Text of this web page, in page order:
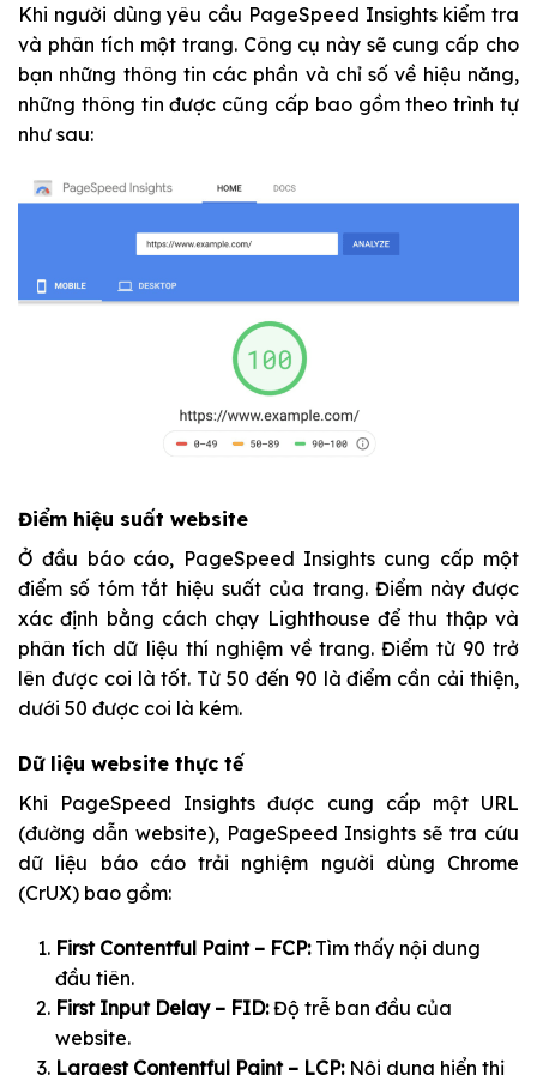
Khi người dùng yêu cầu PageSpeed Insights kiểm tra
và phân tích một trang. Công cụ này sẽ cung cấp cho
bạn những thông tin các phần và chỉ số về hiệu năng,
những thông tin được cũng cấp bao gồm theo trình tự
như sau:
Điểm hiệu suất website
Ở đầu báo cáo, PageSpeed Insights cung cấp một
điểm số tóm tắt hiệu suất của trang. Điểm này được
xác định bằng cách chạy Lighthouse để thu thập và
phân tích dữ liệu thí nghiệm về trang. Điểm từ 90 trở
lên được coi là tốt. Từ 50 đến 90 là điểm cần cải thiện,
dưới 50 được coi là kém.
Dữ liệu website thực tế
Khi PageSpeed Insights được cung cấp một URL
(đường dẫn website), PageSpeed Insights sẽ tra cứu
dữ liệu báo cáo trải nghiệm người dùng Chrome
(CrUX) bao gồm:
First Contentful Paint – FCP:Tìm thấy nội dung
đầu tiên.
First Input Delay – FID:Độ trễ ban đầu của
website.
Largest Contentful Paint – LCP: Nội dung hiển thị